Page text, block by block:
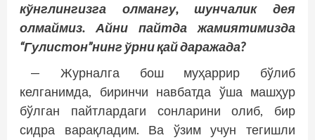
кўнглингизга олмангу, шунчалик дея
олмаймиз. Айни пайтда жамиятимизда
“Гулистон”нинг ўрни қай даражада?
— Журналга бош муҳаррир бўлиб
келганимда, биринчи навбатда ўша машҳур
бўлган пайтлардаги сонларини олиб, бир
сидра варақладим. Ва ўзим учун тегишли